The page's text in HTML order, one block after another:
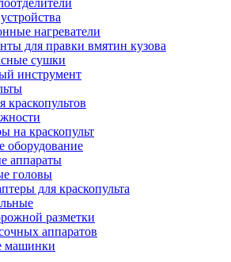
нагреватели
для правки вмятин кузова
сушки
инструмент
на краскопульт
оборудование
аппараты
головы
для краскопульта
разметки
аппаратов
машинки